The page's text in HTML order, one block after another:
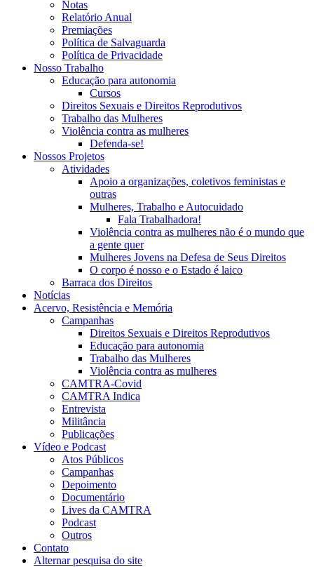
Notas
Relatório Anual
Premiações
Política de Salvaguarda
Política de Privacidade
Nosso Trabalho
Educação para autonomia
Cursos
Direitos Sexuais e Direitos Reprodutivos
Trabalho das Mulheres
Violência contra as mulheres
Defenda-se!
Nossos Projetos
Atividades
Apoio a organizações, coletivos feministas e
outras
Mulheres, Trabalho e Autocuidado
Fala Trabalhadora!
Violência contra as mulheres não é o mundo que
a gente quer
Mulheres Jovens na Defesa de Seus Direitos
O corpo é nosso e o Estado é laico
Barraca dos Direitos
Notícias
Acervo, Resistência e Memória
Campanhas
Direitos Sexuais e Direitos Reprodutivos
Educação para autonomia
Trabalho das Mulheres
Violência contra as mulheres
CAMTRA-Covid
CAMTRA Indica
Entrevista
Militância
Publicações
Vídeo e Podcast
Atos Públicos
Campanhas
Depoimento
Documentário
Lives da CAMTRA
Podcast
Outros
Contato
Alternar pesquisa do site